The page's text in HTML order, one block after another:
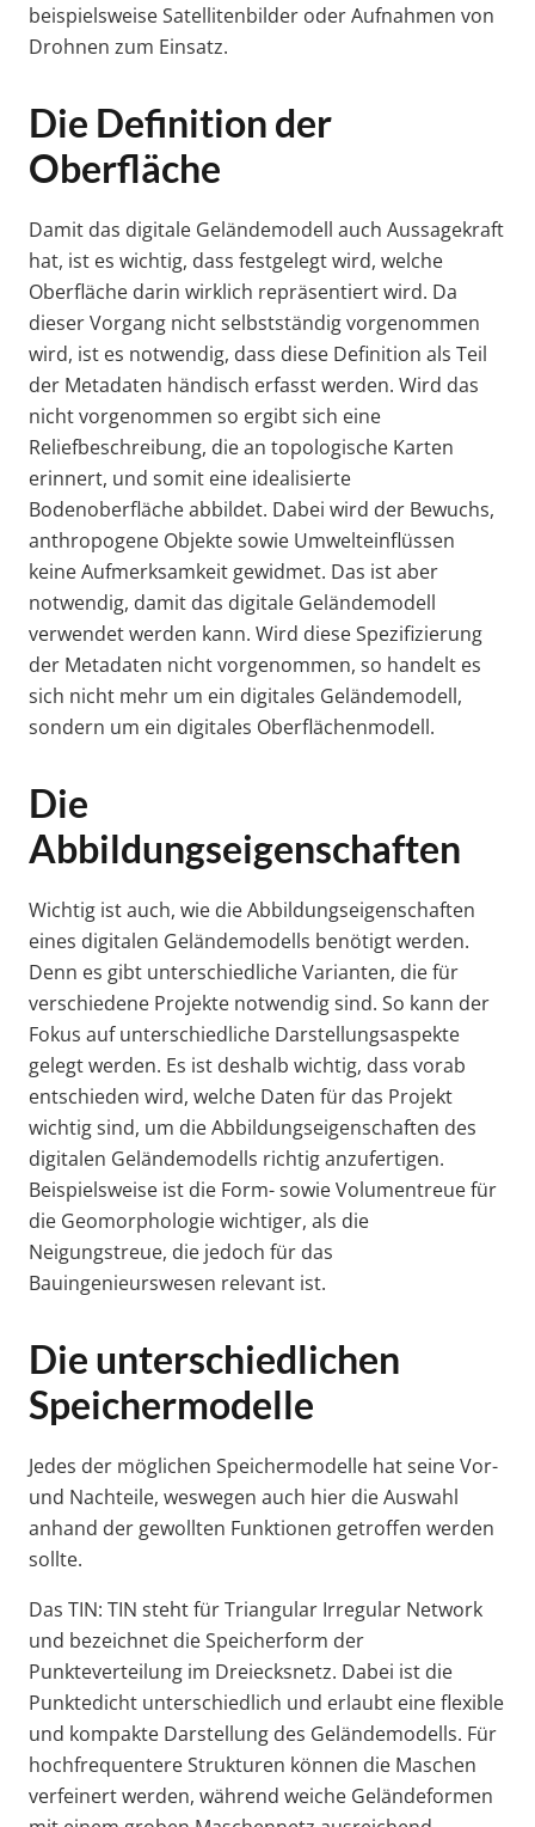
beispielsweise Satellitenbilder oder Aufnahmen von
Drohnen zum Einsatz.
Die Definition der
Oberfläche
Damit das digitale Geländemodell auch Aussagekraft
hat, ist es wichtig, dass festgelegt wird, welche
Oberfläche darin wirklich repräsentiert wird. Da
dieser Vorgang nicht selbstständig vorgenommen
wird, ist es notwendig, dass diese Definition als Teil
der Metadaten händisch erfasst werden. Wird das
nicht vorgenommen so ergibt sich eine
Reliefbeschreibung, die an topologische Karten
erinnert, und somit eine idealisierte
Bodenoberfläche abbildet. Dabei wird der Bewuchs,
anthropogene Objekte sowie Umwelteinflüssen
keine Aufmerksamkeit gewidmet. Das ist aber
notwendig, damit das digitale Geländemodell
verwendet werden kann. Wird diese Spezifizierung
der Metadaten nicht vorgenommen, so handelt es
sich nicht mehr um ein digitales Geländemodell,
sondern um ein digitales Oberflächenmodell.
Die
Abbildungseigenschaften
Wichtig ist auch, wie die Abbildungseigenschaften
eines digitalen Geländemodells benötigt werden.
Denn es gibt unterschiedliche Varianten, die für
verschiedene Projekte notwendig sind. So kann der
Fokus auf unterschiedliche Darstellungsaspekte
gelegt werden. Es ist deshalb wichtig, dass vorab
entschieden wird, welche Daten für das Projekt
wichtig sind, um die Abbildungseigenschaften des
digitalen Geländemodells richtig anzufertigen.
Beispielsweise ist die Form- sowie Volumentreue für
die Geomorphologie wichtiger, als die
Neigungstreue, die jedoch für das
Bauingenieurswesen relevant ist.
Die unterschiedlichen
Speichermodelle
Jedes der möglichen Speichermodelle hat seine Vor-
und Nachteile, weswegen auch hier die Auswahl
anhand der gewollten Funktionen getroffen werden
sollte.
Das TIN: TIN steht für Triangular Irregular Network
und bezeichnet die Speicherform der
Punkteverteilung im Dreiecksnetz. Dabei ist die
Punktedicht unterschiedlich und erlaubt eine flexible
und kompakte Darstellung des Geländemodells. Für
hochfrequentere Strukturen können die Maschen
verfeinert werden, während weiche Geländeformen